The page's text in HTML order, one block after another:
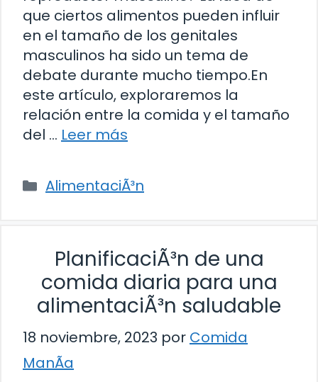
que ciertos alimentos pueden influir
en el tamaño de los genitales
masculinos ha sido un tema de
debate durante mucho tiempo.En
este artículo, exploraremos la
relación entre la comida y el tamaño
del … Leer más
Categorías
AlimentaciÃ³n
PlanificaciÃ³n de una
comida diaria para una
alimentaciÃ³n saludable
18 noviembre, 2023 por Comida
ManÃ­a